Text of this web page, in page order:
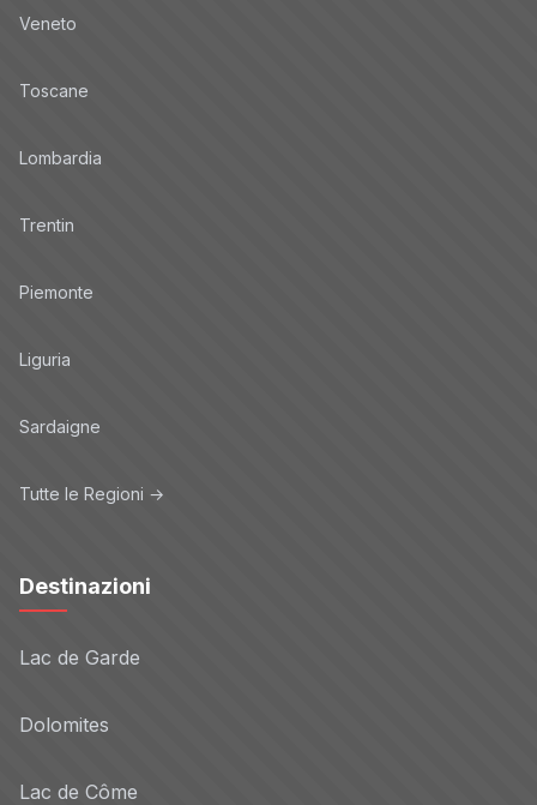
Veneto
Toscane
Lombardia
Trentin
Piemonte
Liguria
Sardaigne
Tutte le Regioni →
Destinazioni
Lac de Garde
Dolomites
Lac de Côme